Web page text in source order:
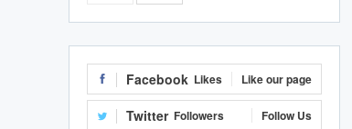
Facebook Likes Like our page
Twitter Followers Follow Us